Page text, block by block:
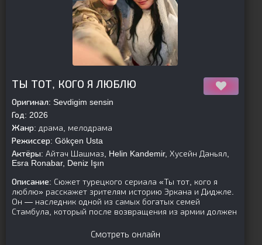
ТЫ ТОТ, КОГО Я ЛЮБЛЮ
Оригинал: Sevdigim sensin
Год: 2026
Жанр: драма, мелодрама
Режиссер: Gökçen Usta
Актёры: Айтач Шашмаз, Helin Kandemir, Хусейн Даньял,
Esra Ronabar, Deniz Işın
Описание: Сюжет турецкого сериала «Ты тот, кого я
люблю» расскажет зрителям историю Эркана и Диджле.
Он — наследник одной из самых богатых семей
Стамбула, который после возвращения из армии должен
Смотреть онлайн